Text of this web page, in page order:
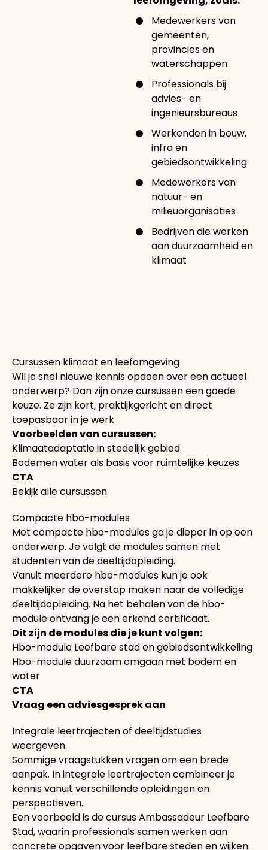
Medewerkers van
gemeenten,
provincies en
waterschappen
Professionals bij
advies- en
ingenieursbureaus
Werkenden in bouw,
infra en
gebiedsontwikkeling
Medewerkers van
natuur- en
milieuorganisaties
Bedrijven die werken
aan duurzaamheid en
klimaat
Cursussen klimaat en leefomgeving
Wil je snel nieuwe kennis opdoen over een actueel
onderwerp? Dan zijn onze cursussen een goede
keuze. Ze zijn kort, praktijkgericht en direct
toepasbaar in je werk.
Voorbeelden van cursussen:
Klimaatadaptatie in stedelijk gebied
Bodemen water als basis voor ruimtelijke keuzes
CTA
Bekijk alle cursussen
Compacte hbo-modules
Met compacte hbo-modules ga je dieper in op een
onderwerp. Je volgt de modules samen met
studenten van de deeltijdopleiding.
Vanuit meerdere hbo-modules kun je ook
makkelijker de overstap maken naar de volledige
deeltijdopleiding. Na het behalen van de hbo-
module ontvang je een erkend certificaat.
Dit zijn de modules die je kunt volgen:
Hbo-module Leefbare stad en gebiedsontwikkeling
Hbo-module duurzaam omgaan met bodem en
water
CTA
Vraag een adviesgesprek aan
Integrale leertrajecten of deeltijdstudies
weergeven
Sommige vraagstukken vragen om een brede
aanpak. In integrale leertrajecten combineer je
kennis vanuit verschillende opleidingen en
perspectieven.
Een voorbeeld is de cursus Ambassadeur Leefbare
Stad, waarin professionals samen werken aan
concrete opgaven voor leefbare steden en wijken.